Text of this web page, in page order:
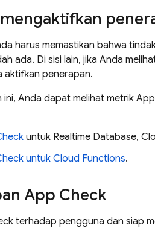
harus memastikan bahwa
ada. Di sisi lain, jika Anda
aktifkan penerapan.
Anda dapat melihat metrik
untuk Realtime Database,
untuk Cloud Functions.
App Check
terhadap pengguna dan siap